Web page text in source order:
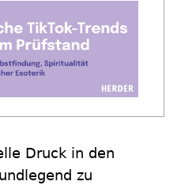
Druck in den
zu